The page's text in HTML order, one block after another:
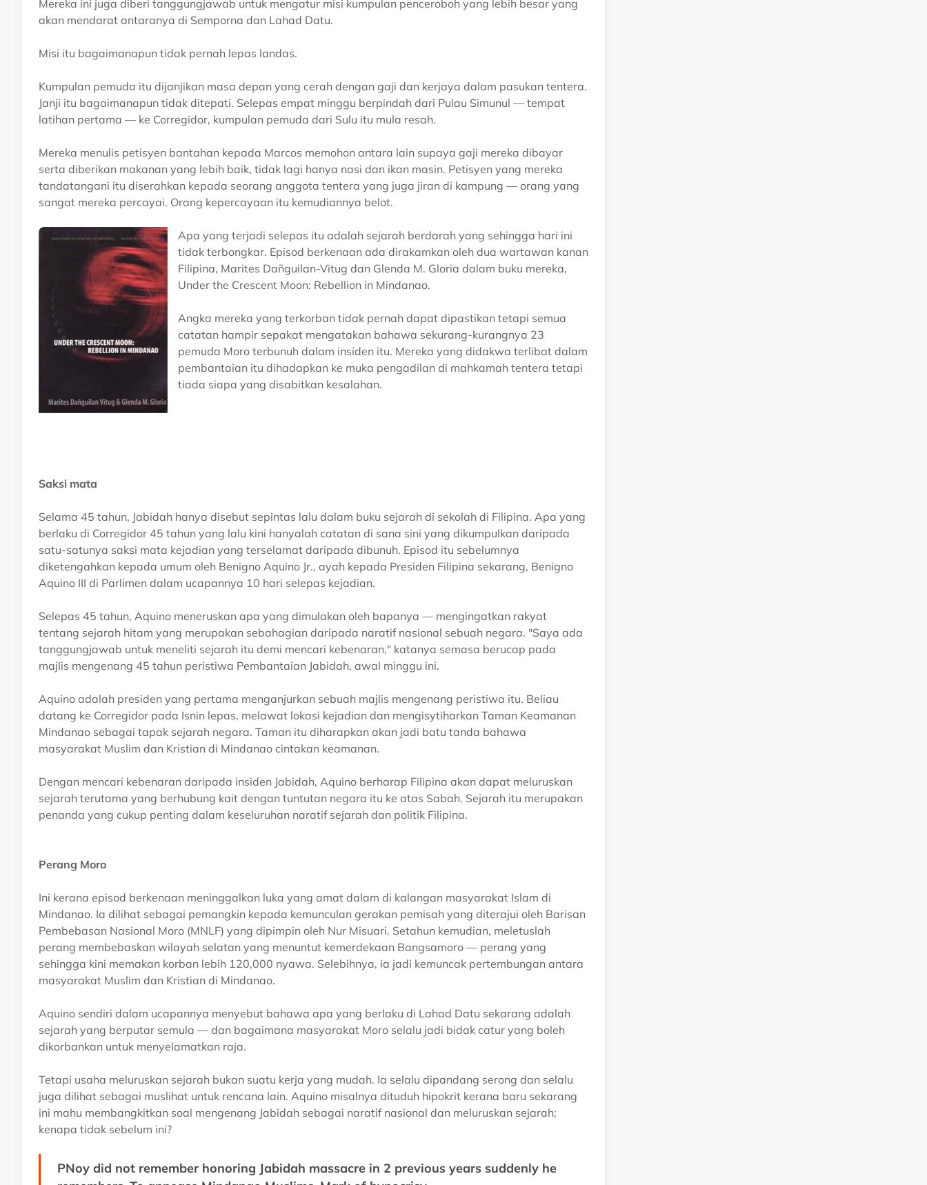
Mereka ini juga diberi tanggungjawab untuk mengatur misi kumpulan penceroboh yang lebih besar yang
akan mendarat antaranya di Semporna dan Lahad Datu.
Misi itu bagaimanapun tidak pernah lepas landas.
Kumpulan pemuda itu dijanjikan masa depan yang cerah dengan gaji dan kerjaya dalam pasukan tentera.
Janji itu bagaimanapun tidak ditepati. Selepas empat minggu berpindah dari Pulau Simunul — tempat
latihan pertama — ke Corregidor, kumpulan pemuda dari Sulu itu mula resah.
Mereka menulis petisyen bantahan kepada Marcos memohon antara lain supaya gaji mereka dibayar
serta diberikan makanan yang lebih baik, tidak lagi hanya nasi dan ikan masin. Petisyen yang mereka
tandatangani itu diserahkan kepada seorang anggota tentera yang juga jiran di kampung — orang yang
sangat mereka percayai. Orang kepercayaan itu kemudiannya belot.
Apa yang terjadi selepas itu adalah sejarah berdarah yang sehingga hari ini
tidak terbongkar. Episod berkenaan ada dirakamkan oleh dua wartawan kanan
Filipina, Marites Dañguilan-Vitug dan Glenda M. Gloria dalam buku mereka,
Under the Crescent Moon: Rebellion in Mindanao.
Angka mereka yang terkorban tidak pernah dapat dipastikan tetapi semua
catatan hampir sepakat mengatakan bahawa sekurang-kurangnya 23
pemuda Moro terbunuh dalam insiden itu. Mereka yang didakwa terlibat dalam
pembantaian itu dihadapkan ke muka pengadilan di mahkamah tentera tetapi
tiada siapa yang disabitkan kesalahan.
Saksi mata
Selama 45 tahun, Jabidah hanya disebut sepintas lalu dalam buku sejarah di sekolah di Filipina. Apa yang
berlaku di Corregidor 45 tahun yang lalu kini hanyalah catatan di sana sini yang dikumpulkan daripada
satu-satunya saksi mata kejadian yang terselamat daripada dibunuh. Episod itu sebelumnya
diketengahkan kepada umum oleh Benigno Aquino Jr., ayah kepada Presiden Filipina sekarang, Benigno
Aquino III di Parlimen dalam ucapannya 10 hari selepas kejadian.
Selepas 45 tahun, Aquino meneruskan apa yang dimulakan oleh bapanya — mengingatkan rakyat
tentang sejarah hitam yang merupakan sebahagian daripada naratif nasional sebuah negara. "Saya ada
tanggungjawab untuk meneliti sejarah itu demi mencari kebenaran," katanya semasa berucap pada
majlis mengenang 45 tahun peristiwa Pembantaian Jabidah, awal minggu ini.
Aquino adalah presiden yang pertama menganjurkan sebuah majlis mengenang peristiwa itu. Beliau
datang ke Corregidor pada Isnin lepas, melawat lokasi kejadian dan mengisytiharkan Taman Keamanan
Mindanao sebagai tapak sejarah negara. Taman itu diharapkan akan jadi batu tanda bahawa
masyarakat Muslim dan Kristian di Mindanao cintakan keamanan.
Dengan mencari kebenaran daripada insiden Jabidah, Aquino berharap Filipina akan dapat meluruskan
sejarah terutama yang berhubung kait dengan tuntutan negara itu ke atas Sabah. Sejarah itu merupakan
penanda yang cukup penting dalam keseluruhan naratif sejarah dan politik Filipina.
Perang Moro
Ini kerana episod berkenaan meninggalkan luka yang amat dalam di kalangan masyarakat Islam di
Mindanao. Ia dilihat sebagai pemangkin kepada kemunculan gerakan pemisah yang diterajui oleh Barisan
Pembebasan Nasional Moro (MNLF) yang dipimpin oleh Nur Misuari. Setahun kemudian, meletuslah
perang membebaskan wilayah selatan yang menuntut kemerdekaan Bangsamoro — perang yang
sehingga kini memakan korban lebih 120,000 nyawa. Selebihnya, ia jadi kemuncak pertembungan antara
masyarakat Muslim dan Kristian di Mindanao.
Aquino sendiri dalam ucapannya menyebut bahawa apa yang berlaku di Lahad Datu sekarang adalah
sejarah yang berputar semula — dan bagaimana masyarakat Moro selalu jadi bidak catur yang boleh
dikorbankan untuk menyelamatkan raja.
Tetapi usaha meluruskan sejarah bukan suatu kerja yang mudah. Ia selalu dipandang serong dan selalu
juga dilihat sebagai muslihat untuk rencana lain. Aquino misalnya dituduh hipokrit kerana baru sekarang
ini mahu membangkitkan soal mengenang Jabidah sebagai naratif nasional dan meluruskan sejarah;
kenapa tidak sebelum ini?
PNoy did not remember honoring Jabidah massacre in 2 previous years suddenly he